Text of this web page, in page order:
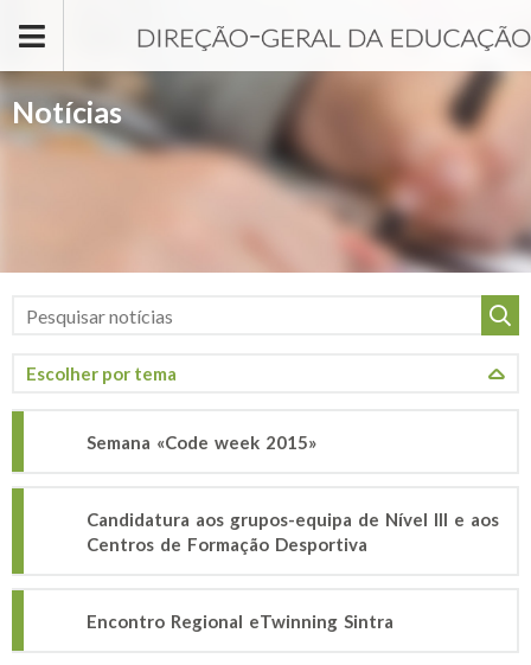
Notícias
Semana «Code week 2015»
Candidatura aos grupos-equipa de Nível III e aos
Centros de Formação Desportiva
Encontro Regional eTwinning Sintra